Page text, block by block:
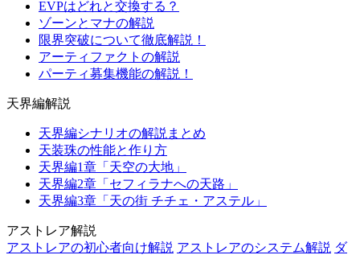
EVPはどれと交換する？
ゾーンとマナの解説
限界突破について徹底解説！
アーティファクトの解説
パーティ募集機能の解説！
天界編解説
天界編シナリオの解説まとめ
天装珠の性能と作り方
天界編1章「天空の大地」
天界編2章「セフィラナへの天路」
天界編3章「天の街 チチェ・アステル」
アストレア解説
アストレアの初心者向け解説 アストレアのシステム解説 ダ